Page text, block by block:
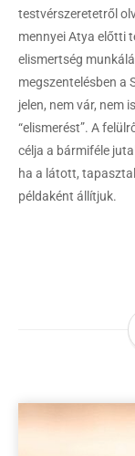
testvérszeretetről
mennyei Atya előtti
elismertség
megszentelésben a
jelen, nem vár, nem
“elismerést”. A
célja a bármiféle
ha a látott,
példaként állítjuk.